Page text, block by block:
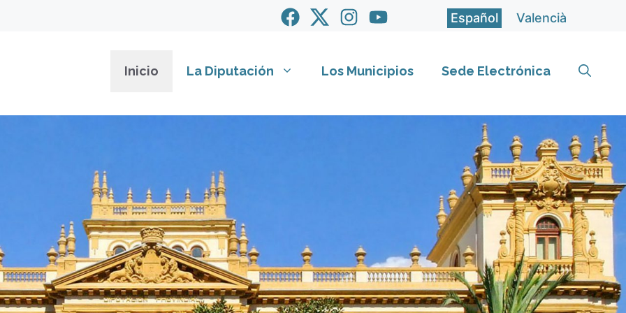
Español Valencià
Inicio La Diputación Los Municipios Sede Electrónica